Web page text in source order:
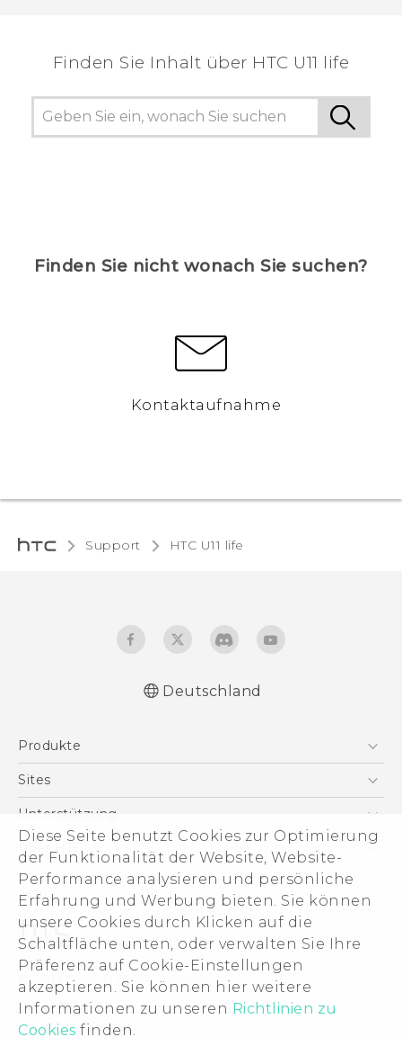
Diese Seite benutzt Cookies zur Optimierung
der Funktionalität der Website, Website-
Performance analysieren und persönliche
Erfahrung und Werbung bieten. Sie können
unsere Cookies durch Klicken auf die
Schaltfläche unten, oder verwalten Sie Ihre
Präferenz auf Cookie-Einstellungen
akzeptieren. Sie können hier weitere
Informationen zu unseren Richtlinien zu
Cookies finden.
Finden Sie Inhalt über‎ HTC U11 life
Finden Sie nicht wonach Sie suchen?
Kontaktaufnahme
Support HTC U11 life‎
behördliche Bestimmungen
English - Quick start guide
English - User manual
English - Safety and regulatory guide
Deutschland
Produkte
Smartphones
VIVE
Zubehör
Sites
HTC Dev
HTC Vive
Unterstützung
Unterstützung
eCommerce Support
Über HTC
ESG
Impressum
Investor
Cookie Preferences
Offene Stellen
Security and Privacy Whitepaper
© 2011-2026 HTC Corporation
Legal Terms